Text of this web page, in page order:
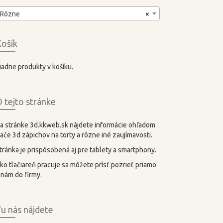
×
Rôzne
produkty v košíku.
tejto stránke
stránke 3d.kkweb.sk nájdete informácie ohľadom
3d zápichov na torty a rôzne iné zaujímavosti.
je prispôsobená aj pre tablety a smartphony.
tlačiareň pracuje sa môžete prísť pozrieť priamo
do firmy.
nás nájdete